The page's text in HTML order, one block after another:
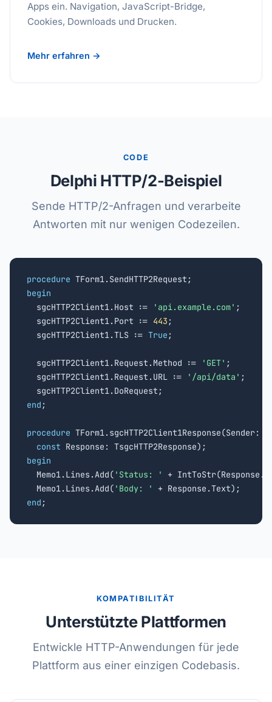
Apps ein. Navigation, JavaScript-Bridge,
Cookies, Downloads und Drucken.
Mehr erfahren →
CODE
Delphi HTTP/2-Beispiel
Sende HTTP/2-Anfragen und verarbeite
Antworten mit nur wenigen Codezeilen.
procedure
begin
sgcHTTP2Client1.Host :=
'api.example.com' ;
  sgcHTTP2Client1.Port :=
443 ;
  sgcHTTP2Client1.TLS :=
True ;
  sgcHTTP2Client1.Request.Method :=
'GET' ;
  sgcHTTP2Client1.Request.URL :=
'/api/data' ;
end ;
procedure TForm1.sgcHTTP2Client1Response(Sender:
const
begin
Memo1.Lines.Add( 'Status: '
+
  Memo1.Lines.Add(
'Body: '
end ;
KOMPATIBILITÄT
Unterstützte Plattformen
Entwickle HTTP-Anwendungen für jede
Plattform aus einer einzigen Codebasis.